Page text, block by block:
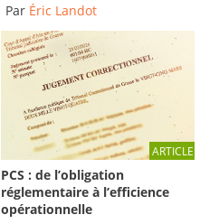
Par Éric Landot
ARTICLE
PCS : de l’obligation
réglementaire à l’efficience
opérationnelle